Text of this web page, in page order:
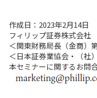
作成日：2023年2月14日
フィリップ証券株式会社
＜関東財務局長（金商）
＜日本証券業協会・（社
本セミナーに関するお問